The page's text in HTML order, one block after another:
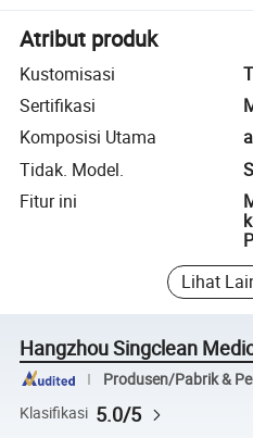
Atribut produk
Kustomisasi
Sertifikasi
Komposisi Utama
Tidak. Model.
Fitur ini
Lihat
Hangzhou Singclean
Produsen/Pabrik &
Klasifikasi 5.0/5